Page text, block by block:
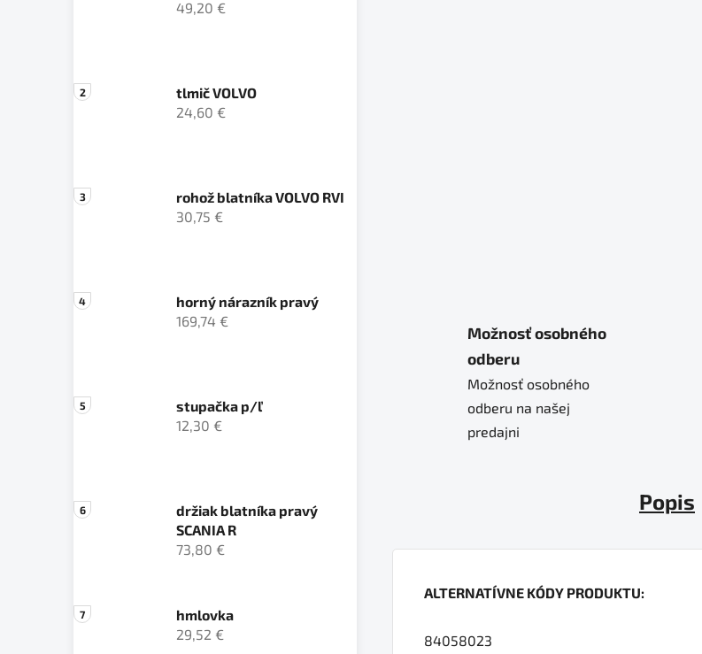
49,20 €
tlmič VOLVO
24,60 €
rohož blatníka VOLVO RVI
30,75 €
horný nárazník pravý
169,74 €
stupačka p/ľ
12,30 €
držiak blatníka pravý
SCANIA R
73,80 €
hmlovka
29,52 €
Možnosť osobného
odberu
Možnosť osobného
odberu na našej
predajni
Popis
ALTERNATÍVNE KÓDY PRODUKTU:
84058023